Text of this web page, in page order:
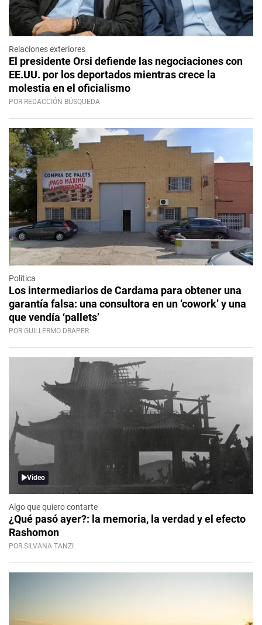
Relaciones exteriores
El presidente Orsi defiende las negociaciones con
EE.UU. por los deportados mientras crece la
molestia en el oficialismo
POR REDACCIÓN BÚSQUEDA
Política
Los intermediarios de Cardama para obtener una
garantía falsa: una consultora en un ‘cowork’ y una
que vendía ‘pallets’
POR GUILLERMO DRAPER
Video
Algo que quiero contarte
¿Qué pasó ayer?: la memoria, la verdad y el efecto
Rashomon
POR SILVANA TANZI